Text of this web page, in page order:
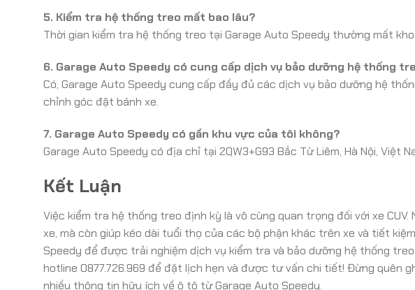
5. Kiểm tra hệ thống treo mất bao lâu?
Thời gian kiểm tra hệ thống treo tại Garage Auto Speedy thường mất
6. Garage Auto Speedy có cung cấp dịch vụ bảo dưỡng hệ thống
Có, Garage Auto Speedy cung cấp đầy đủ các dịch vụ bảo dưỡng hệ
chỉnh góc đặt bánh xe.
7. Garage Auto Speedy có gần khu vực của tôi không?
Garage Auto Speedy có địa chỉ tại 2QW3+G93 Bắc Từ Liêm, Hà Nội, Việt
Kết Luận
Việc kiểm tra hệ thống treo định kỳ là vô cùng quan trọng đối với xe
xe, mà còn giúp kéo dài tuổi thọ của các bộ phận khác trên xe và tiết
Speedy để được trải nghiệm dịch vụ kiểm tra và bảo dưỡng hệ thống
hotline 0877.726.969 để đặt lịch hẹn và được tư vấn chi tiết! Đừng quên
nhiều thông tin hữu ích về ô tô từ Garage Auto Speedy.